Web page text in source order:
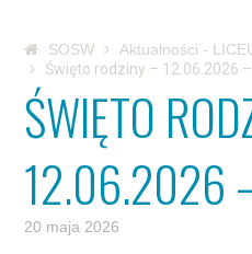
SOSW
Aktualności -
Święto rodziny – 12.06.2026 –
ŚWIĘTO
12.06.2026
20 maja 2026